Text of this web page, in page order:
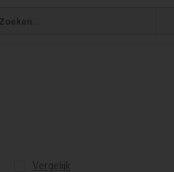
Vergelijk